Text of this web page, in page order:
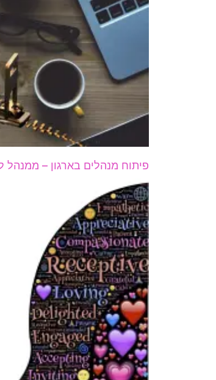
פיתוח מנהלים בארגון – ממנהל